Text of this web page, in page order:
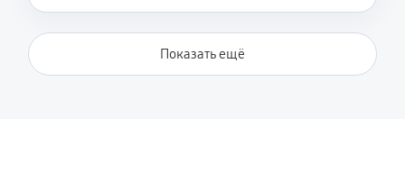
Показать ещё